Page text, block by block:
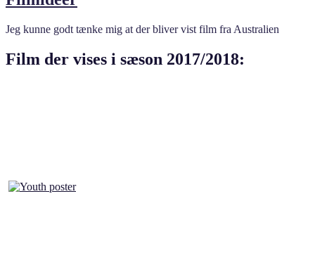
Jeg kunne godt tænke mig at der bliver vist film fra Australien
Film der vises i sæson 2017/2018: